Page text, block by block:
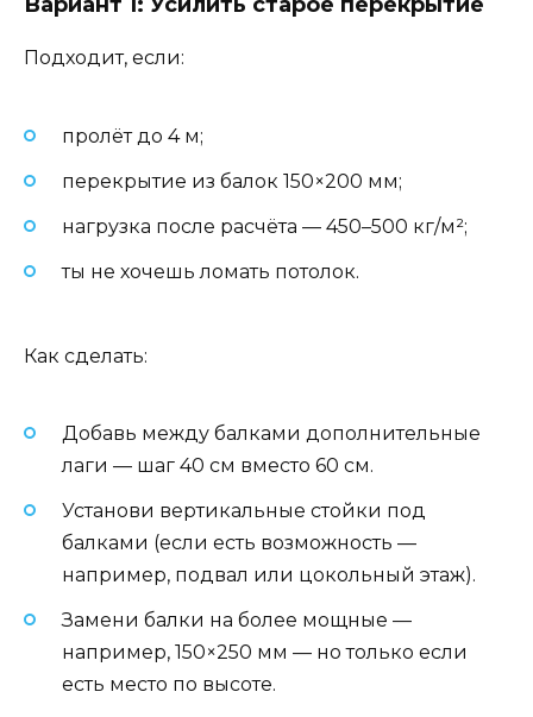
Вариант 1: Усилить старое перекрытие
Подходит, если:
пролёт до 4 м;
перекрытие из балок 150×200 мм;
нагрузка после расчёта — 450–500 кг/м²;
ты не хочешь ломать потолок.
Как сделать:
Добавь между балками дополнительные
лаги — шаг 40 см вместо 60 см.
Установи вертикальные стойки под
балками (если есть возможность —
например, подвал или цокольный этаж).
Замени балки на более мощные —
например, 150×250 мм — но только если
есть место по высоте.